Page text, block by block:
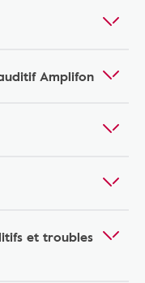
Amplifon
et troubles